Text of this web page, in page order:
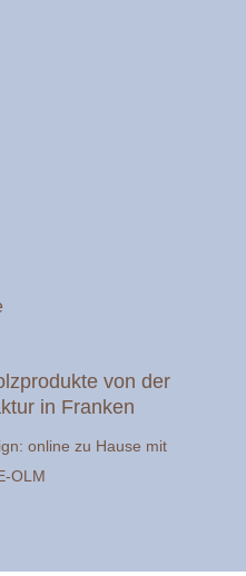
von der
in Franken
online zu Hause mit
OLM